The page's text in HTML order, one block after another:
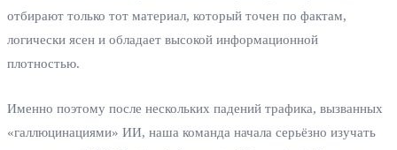
отбирают только тот материал, который точен по фактам,
логически ясен и обладает высокой информационной
плотностью.
Именно поэтому после нескольких падений трафика, вызванных
«галлюцинациями» ИИ, наша команда начала серьёзно изучать